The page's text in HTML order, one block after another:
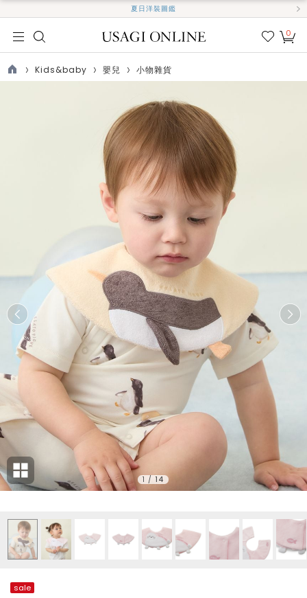
夏日洋裝圖鑑
我的
0
TOP
Kids&baby 嬰兒 小物雜貨
1 / 14
sale